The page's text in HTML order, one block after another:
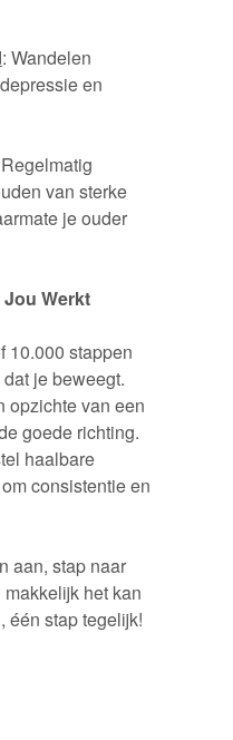
: Wandelen
en
van sterke
je ouder
Werkt
10.000 stappen
je beweegt.
opzichte van een
goede richting.
haalbare
consistentie en
aan, stap naar
het kan
één stap tegelijk!